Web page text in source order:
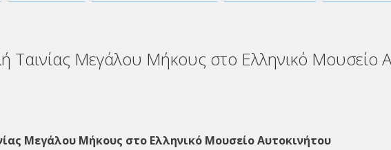
Ταινίας Μεγάλου Μήκους στο Ελληνικό Μουσείο
Μεγάλου Μήκους στο Ελληνικό Μουσείο Αυτοκινήτου